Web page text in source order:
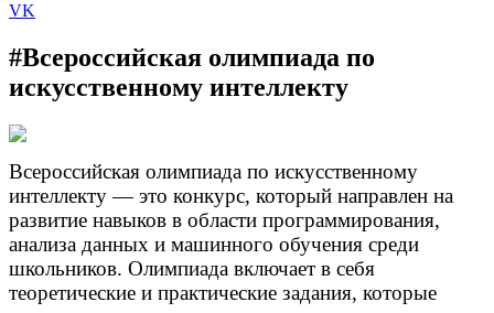
VK
#Всероссийская олимпиада по
искусственному интеллекту
Всероссийская олимпиада по искусственному
интеллекту — это конкурс, который направлен на
развитие навыков в области программирования,
анализа данных и машинного обучения среди
школьников. Олимпиада включает в себя
теоретические и практические задания, которые